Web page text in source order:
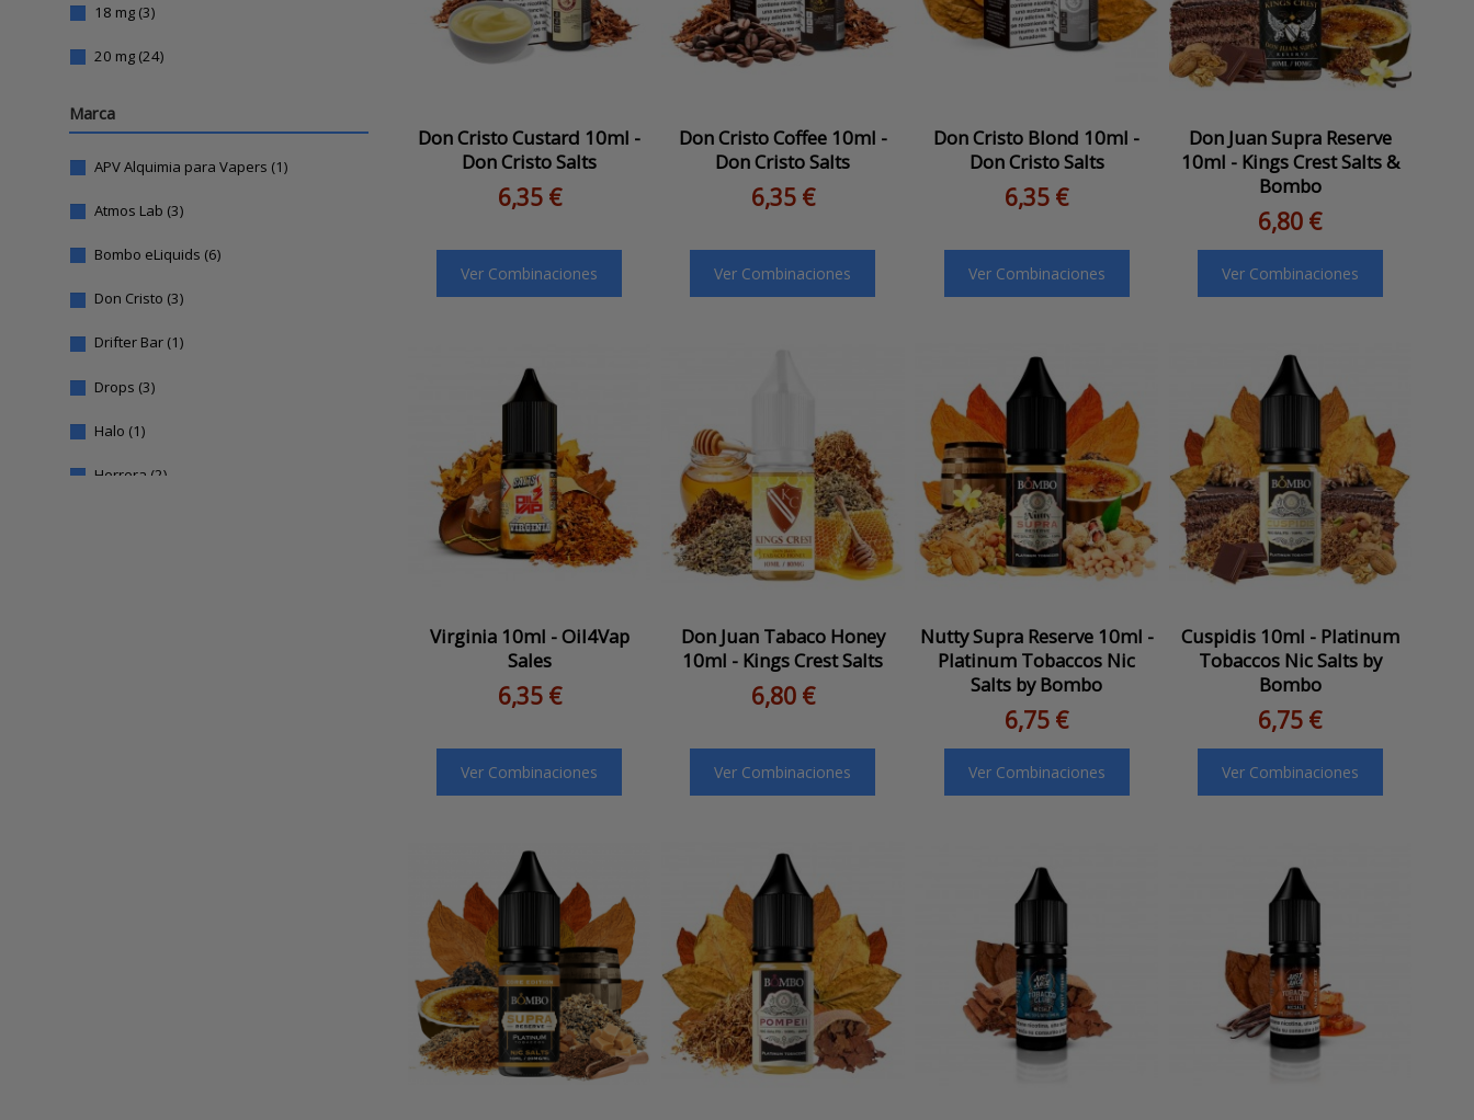
Don Cristo Custard 10ml -
Don Cristo Salts
6,35 €
Ver Combinaciones
Don Cristo Coffee 10ml -
Don Cristo Salts
6,35 €
Ver Combinaciones
Don Cristo Blond 10ml -
Don Cristo Salts
6,35 €
Ver Combinaciones
Don Juan Supra Reserve
10ml - Kings Crest Salts &
Bombo
6,80 €
Ver Combinaciones
Virginia 10ml - Oil4Vap
Sales
6,35 €
Ver Combinaciones
Don Juan Tabaco Honey
10ml - Kings Crest Salts
6,80 €
Ver Combinaciones
Nutty Supra Reserve 10ml -
Platinum Tobaccos Nic
Salts by Bombo
6,75 €
Ver Combinaciones
Cuspidis 10ml - Platinum
Tobaccos Nic Salts by
Bombo
6,75 €
Ver Combinaciones
18 mg (3)
20 mg (24)
Marca
APV Alquimia para Vapers (1)
Atmos Lab (3)
Bombo eLiquids (6)
Don Cristo (3)
Drifter Bar (1)
Drops (3)
Halo (1)
Herrera (2)